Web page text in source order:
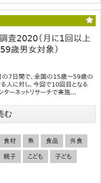
査2020（月に1回以上
歳男女対象）
7日間で、全国の15歳～59歳の
人に対し、今回で10回目となる
ターネットリサーチで実施...
む
食材 魚 食品 外食
親子 こども 子ども